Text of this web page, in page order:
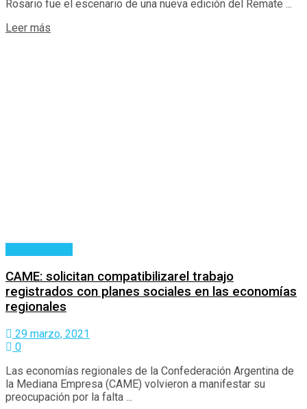
Rosario fue el escenario de una nueva edición del Remate ...
Leer más
CAME: solicitan compatibilizarel trabajo
registrados con planes sociales en las economías
regionales
29 marzo, 2021
0
Las economías regionales de la Confederación Argentina de
la Mediana Empresa (CAME) volvieron a manifestar su
preocupación por la falta ...